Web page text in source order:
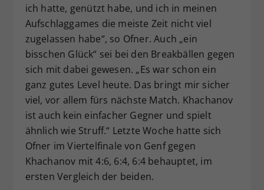
ich hatte, genützt habe, und ich in meinen
Aufschlaggames die meiste Zeit nicht viel
zugelassen habe“, so Ofner. Auch „ein
bisschen Glück“ sei bei den Breakbällen gegen
sich mit dabei gewesen. „Es war schon ein
ganz gutes Level heute. Das bringt mir sicher
viel, vor allem fürs nächste Match. Khachanov
ist auch kein einfacher Gegner und spielt
ähnlich wie Struff.“ Letzte Woche hatte sich
Ofner im Viertelfinale von Genf gegen
Khachanov mit 4:6, 6:4, 6:4 behauptet, im
ersten Vergleich der beiden.